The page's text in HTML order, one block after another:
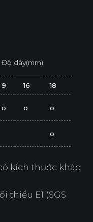
Độ dày(mm)
9 16 18
o o o
o
kích thước khác
thiểu E1 (SGS